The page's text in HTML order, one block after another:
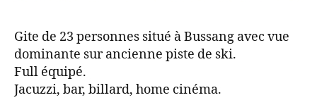
Gite de 23 personnes situé à Bussang avec vue
dominante sur ancienne piste de ski.
Full équipé.
Jacuzzi, bar, billard, home cinéma.